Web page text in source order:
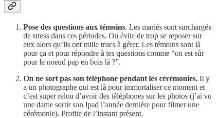
Pose des questions aux témoins. Les mariés sont surchargés
de stress dans ces périodes. On évite de trop se reposer sur
eux alors qu’ils ont mille trucs à gérer. Les témoins sont là
pour ça et pour répondre à tes questions comme “on est sûr
pour le noeud pap en bois là ?”.
On ne sort pas son téléphone pendant les cérémonies. Il y
a un photographe qui est là pour immortaliser ce moment et
c’est super relou d’avoir des téléphones sur les photos (j’ai vu
une dame sortir son Ipad l’année dernière pour filmer une
cérémonie). Profite de l’instant présent.